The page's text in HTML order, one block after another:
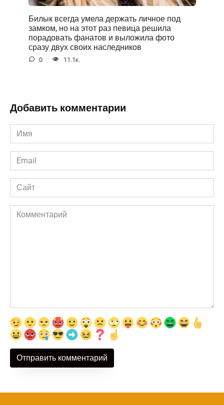
Билык всегда умела держать личное под
замком, но на этот раз певица решила
порадовать фанатов и выложила фото
сразу двух своих наследников
0 11.1к.
Добавить комментарии
Имя
*
Email
*
Сайт
Комментарий